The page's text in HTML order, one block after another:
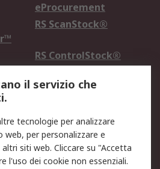
eProcurement
RS ScanStock®
RS ControlStock®
Informativa Privacy -
Aggiornata
Termini d'uso
il servizio che
tecnologie per analizzare
per personalizzare e
siti web. Cliccare su "Accetta
l'uso dei cookie non essenziali.